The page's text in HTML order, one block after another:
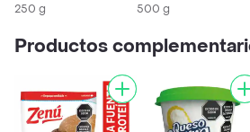
250 g
500 g
Productos